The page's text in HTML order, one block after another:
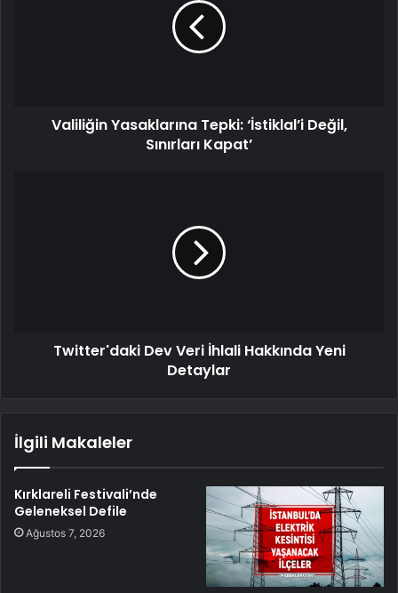
Valiliğin Yasaklarına Tepki: ‘İstiklal’i Değil,
Sınırları Kapat’
Twitter'daki Dev Veri İhlali Hakkında Yeni
Detaylar
İlgili Makaleler
Kırklareli Festivali’nde
Geleneksel Defile
Ağustos 7, 2026